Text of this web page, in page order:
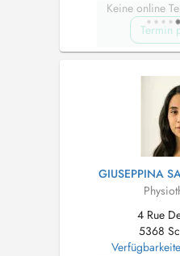
Keine online
Termin
GIUSEPPINA
4 Rue
5368